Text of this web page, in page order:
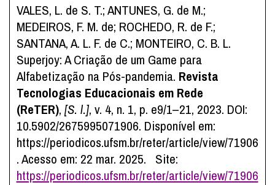
VALES, L. de S. T.; ANTUNES, G. de M.;
MEDEIROS, F. M. de; ROCHEDO, R. de F.;
SANTANA, A. L. F. de C.; MONTEIRO, C. B. L.
Superjoy: A Criação de um Game para
Alfabetização na Pós-pandemia. Revista
Tecnologias Educacionais em Rede
(ReTER), [S. l.], v. 4, n. 1, p. e9/1–21, 2023. DOI:
10.5902/2675995071906. Disponível em:
https://periodicos.ufsm.br/reter/article/view/71906
. Acesso em: 22 mar. 2025. Site:
https://periodicos.ufsm.br/reter/article/view/71906